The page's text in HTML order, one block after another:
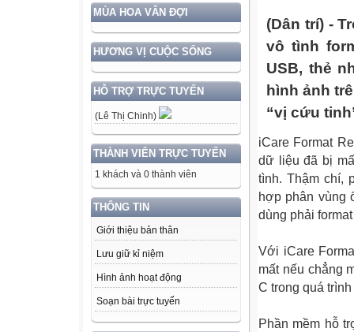
MÙA HOA VẪN ĐỢI
HƯƠNG VỊ CUỘC SỐNG
HỖ TRỢ TRỰC TUYẾN
(Lê Thị Chinh)
THÀNH VIÊN TRỰC TUYẾN
1 khách và 0 thành viên
THÔNG TIN
Giới thiệu bản thân
Lưu giữ kỉ niệm
Hình ảnh hoạt động
Soạn bài trực tuyến
(Dân trí) -
vô tình
USB, thẻ
hình ảnh
“vị cứu
iCare Format
dữ liệu đã bị
tình. Thậm chí,
hợp phân vùng
dùng phải
Với iCare
mất nếu chẳng
C trong quá
Phần mềm hỗ